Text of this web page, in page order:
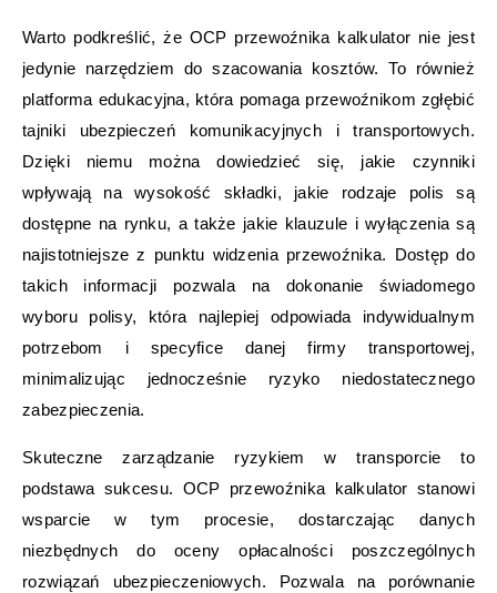
Warto podkreślić, że OCP przewoźnika kalkulator nie jest
jedynie narzędziem do szacowania kosztów. To również
platforma edukacyjna, która pomaga przewoźnikom zgłębić
tajniki ubezpieczeń komunikacyjnych i transportowych.
Dzięki niemu można dowiedzieć się, jakie czynniki
wpływają na wysokość składki, jakie rodzaje polis są
dostępne na rynku, a także jakie klauzule i wyłączenia są
najistotniejsze z punktu widzenia przewoźnika. Dostęp do
takich informacji pozwala na dokonanie świadomego
wyboru polisy, która najlepiej odpowiada indywidualnym
potrzebom i specyfice danej firmy transportowej,
minimalizując jednocześnie ryzyko niedostatecznego
zabezpieczenia.
Skuteczne zarządzanie ryzykiem w transporcie to
podstawa sukcesu. OCP przewoźnika kalkulator stanowi
wsparcie w tym procesie, dostarczając danych
niezbędnych do oceny opłacalności poszczególnych
rozwiązań ubezpieczeniowych. Pozwala na porównanie